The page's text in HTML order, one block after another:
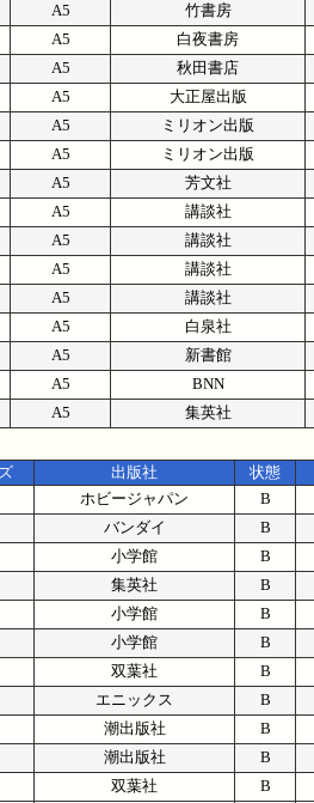
A5 竹書房
A5 白夜書房
A5 秋田書店
A5 大正屋出版
A5 ミリオン出版
A5 ミリオン出版
A5 芳文社
A5 講談社
A5 講談社
A5 講談社
A5 講談社
A5 白泉社
A5 新書館
A5 BNN
A5 集英社
出版社 状態
ホビージャパン B
バンダイ B
小学館 B
集英社 B
小学館 B
小学館 B
双葉社 B
エニックス B
潮出版社 B
潮出版社 B
双葉社 B